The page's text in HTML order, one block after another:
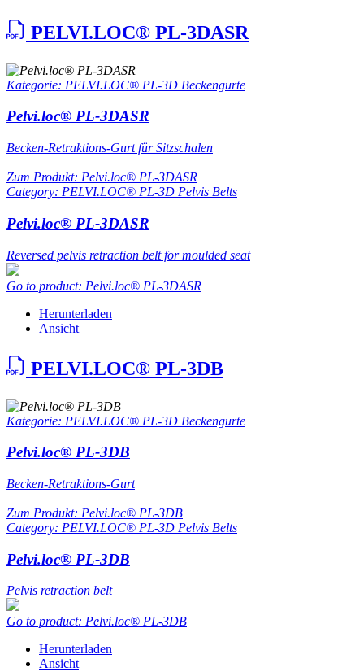
PELVI.LOC® PL-3DASR
Kategorie: PELVI.LOC® PL-3D Beckengurte
Pelvi.loc® PL-3DASR
Becken-Retraktions-Gurt für Sitzschalen
Zum Produkt: Pelvi.loc® PL-3DASR
Category: PELVI.LOC® PL-3D Pelvis Belts
Pelvi.loc® PL-3DASR
Reversed pelvis retraction belt for moulded seat
Go to product: Pelvi.loc® PL-3DASR
Herunterladen
Ansicht
PELVI.LOC® PL-3DB
Kategorie: PELVI.LOC® PL-3D Beckengurte
Pelvi.loc® PL-3DB
Becken-Retraktions-Gurt
Zum Produkt: Pelvi.loc® PL-3DB
Category: PELVI.LOC® PL-3D Pelvis Belts
Pelvi.loc® PL-3DB
Pelvis retraction belt
Go to product: Pelvi.loc® PL-3DB
Herunterladen
Ansicht